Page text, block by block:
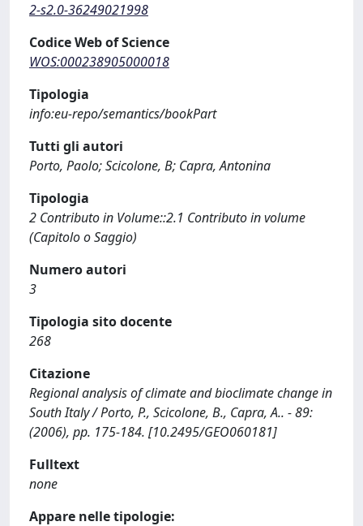
2-s2.0-36249021998
Codice Web of Science
WOS:000238905000018
Tipologia
info:eu-repo/semantics/bookPart
Tutti gli autori
Porto, Paolo; Scicolone, B; Capra, Antonina
Tipologia
2 Contributo in Volume::2.1 Contributo in volume
(Capitolo o Saggio)
Numero autori
3
Tipologia sito docente
268
Citazione
Regional analysis of climate and bioclimate change in
South Italy / Porto, P., Scicolone, B., Capra, A.. - 89:
(2006), pp. 175-184. [10.2495/GEO060181]
Fulltext
none
Appare nelle tipologie: